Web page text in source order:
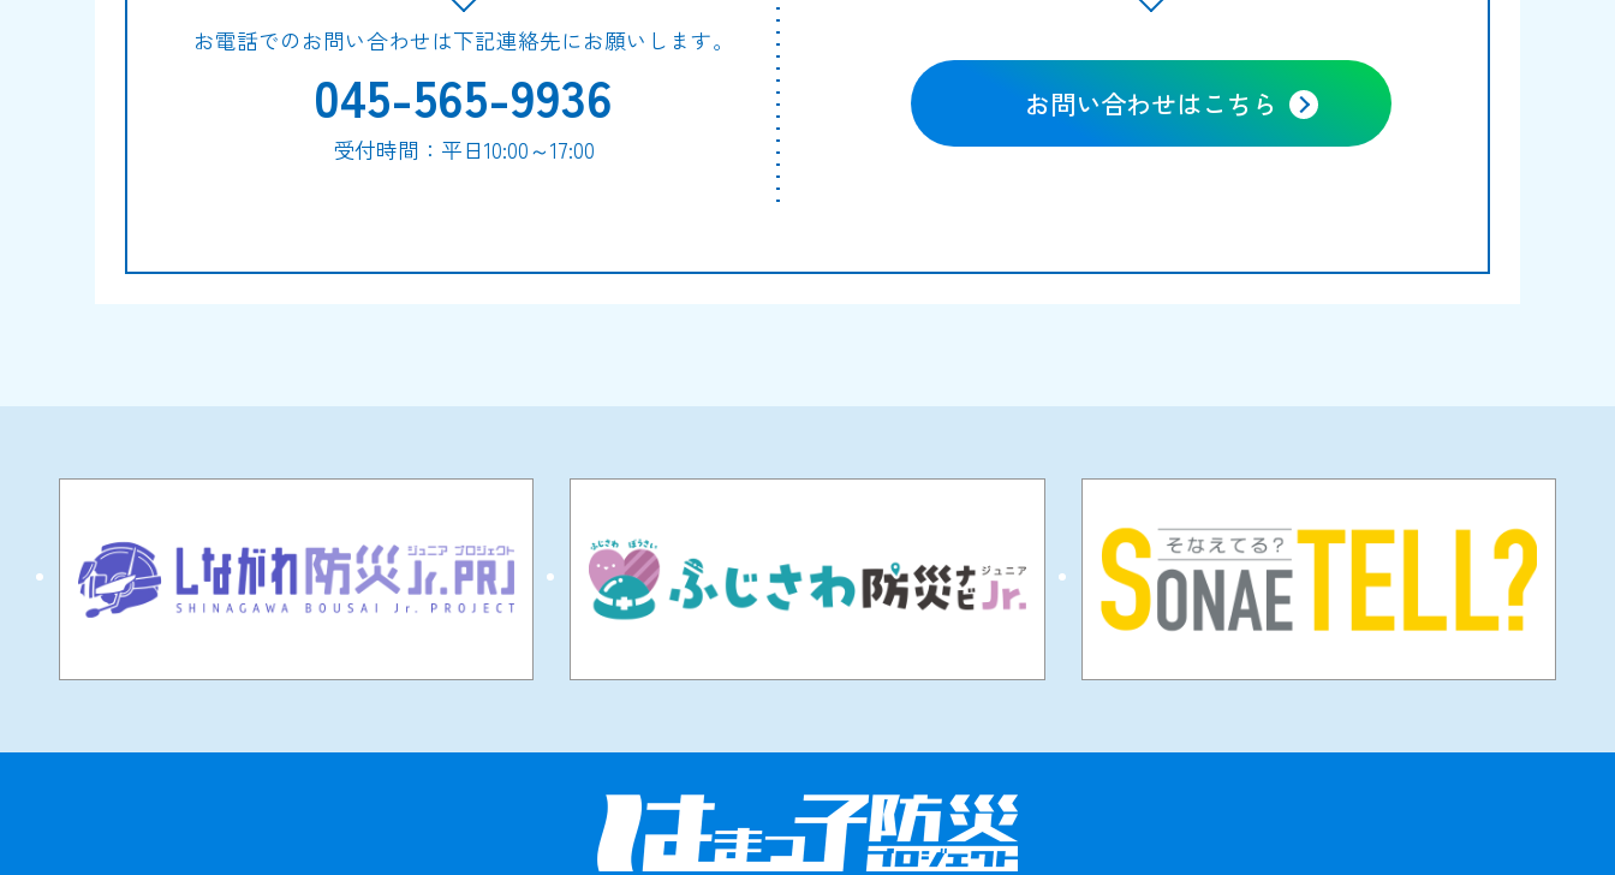
お電話でのお問い合わせは下記連絡先にお願いします。
045-565-9936
受付時間：平日10:00～17:00
お問い合わせはこちら